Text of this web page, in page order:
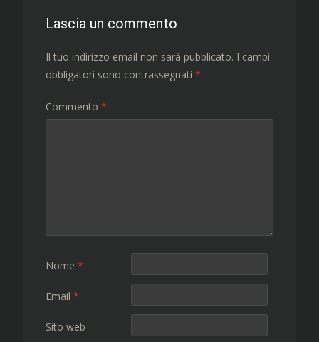
Lascia un commento
Il tuo indirizzo email non sarà pubblicato. I campi
obbligatori sono contrassegnati *
Commento *
Nome *
Email *
Sito web